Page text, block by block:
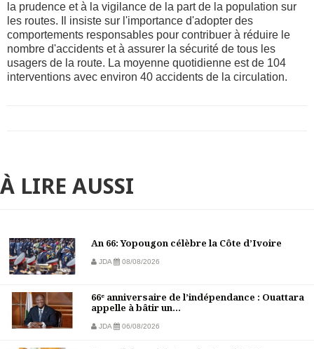
la prudence et à la vigilance de la part de la population sur
les routes. Il insiste sur l'importance d'adopter des
comportements responsables pour contribuer à réduire le
nombre d'accidents et à assurer la sécurité de tous les
usagers de la route. La moyenne quotidienne est de 104
interventions avec environ 40 accidents de la circulation.
À LIRE AUSSI
An 66: Yopougon célèbre la Côte d’Ivoire
JDA 08/08/2026
66ᵉ anniversaire de l’indépendance : Ouattara
appelle à bâtir un...
JDA 06/08/2026